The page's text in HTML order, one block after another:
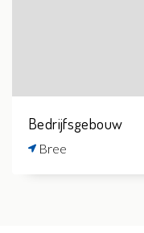
Bedrijfsgebouw
Bree